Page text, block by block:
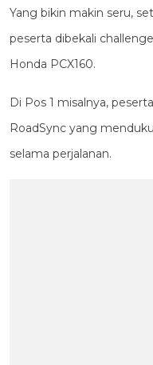
Yang bikin makin seru,
peserta dibekali
Honda PCX160.
Di Pos 1 misalnya,
RoadSync yang
selama perjalanan.